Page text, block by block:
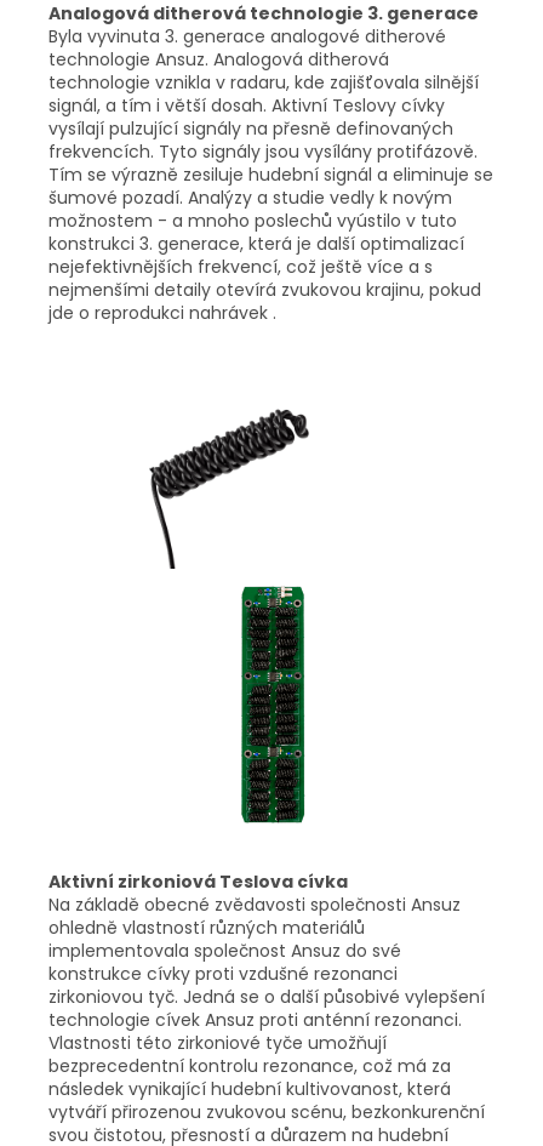
Analogová ditherová technologie 3. generace
Byla vyvinuta 3. generace analogové ditherové
technologie Ansuz. Analogová ditherová
technologie vznikla v radaru, kde zajišťovala silnější
signál, a tím i větší dosah. Aktivní Teslovy cívky
vysílají pulzující signály na přesně definovaných
frekvencích. Tyto signály jsou vysílány protifázově.
Tím se výrazně zesiluje hudební signál a eliminuje se
šumové pozadí. Analýzy a studie vedly k novým
možnostem - a mnoho poslechů vyústilo v tuto
konstrukci 3. generace, která je další optimalizací
nejefektivnějších frekvencí, což ještě více a s
nejmenšími detaily otevírá zvukovou krajinu, pokud
jde o reprodukci nahrávek .
Aktivní zirkoniová Teslova cívka
Na základě obecné zvědavosti společnosti Ansuz
ohledně vlastností různých materiálů
implementovala společnost Ansuz do své
konstrukce cívky proti vzdušné rezonanci
zirkoniovou tyč. Jedná se o další působivé vylepšení
technologie cívek Ansuz proti anténní rezonanci.
Vlastnosti této zirkoniové tyče umožňují
bezprecedentní kontrolu rezonance, což má za
následek vynikající hudební kultivovanost, která
vytváří přirozenou zvukovou scénu, bezkonkurenční
svou čistotou, přesností a důrazem na hudební